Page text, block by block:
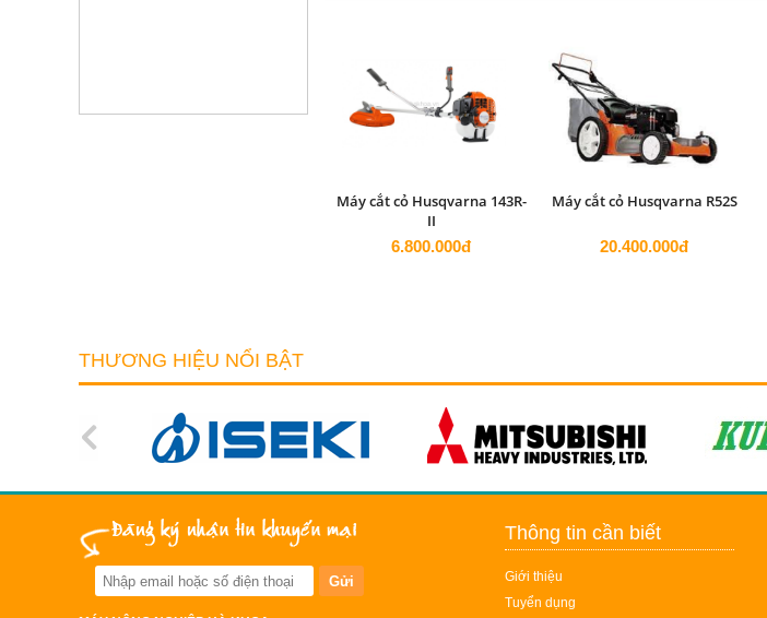
Máy cắt cỏ Husqvarna 143R-
II
6.800.000đ
Máy cắt cỏ Husqvarna R52S
20.400.000đ
THƯƠNG HIỆU NỔI BẬT
Thông tin cần biết
Giới thiệu
Tuyển dụng